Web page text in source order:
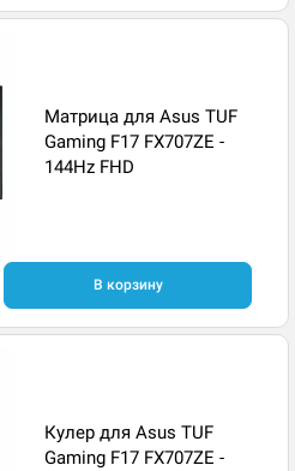
Матрица для Asus TUF
Gaming F17 FX707ZE -
144Hz FHD
В корзину
Кулер для Asus TUF
Gaming F17 FX707ZE -